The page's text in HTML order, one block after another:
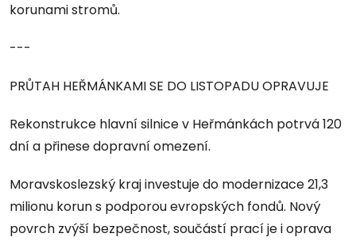
korunami stromů.
---
PRŮTAH HEŘMÁNKAMI SE DO LISTOPADU OPRAVUJE
Rekonstrukce hlavní silnice v Heřmánkách potrvá 120
dní a přinese dopravní omezení.
Moravskoslezský kraj investuje do modernizace 21,3
milionu korun s podporou evropských fondů. Nový
povrch zvýší bezpečnost, součástí prací je i oprava